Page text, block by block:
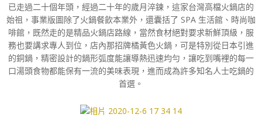
已走過二十個年頭，經過二十年的歲月淬鍊，這家台灣高檔火鍋店的
始祖，事業版圖除了火鍋餐飲本業外，還囊括了 SPA 生活館、時尚咖
啡館，既然走的是精品火鍋店路線，當然食材絕對要求新鮮頂級，服
務也要講求專人到位，店內那招牌橘黃色火鍋，可是特別從日本引進
的銅鍋，精密設計的鍋形弧度能讓導熱迅速均勻，讓吃到嘴裡的每一
口湯頭食物都能保有一流的美味表現，進而成為許多知名人士吃鍋的
首選。